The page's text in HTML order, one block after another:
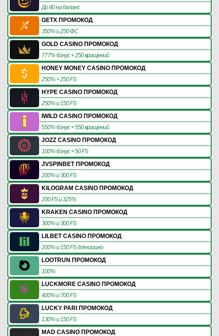
До 80 на баланс
GETX ПРОМОКОД
350% и 250 ФС
GOLD CASINO ПРОМОКОД
777% бонус + 250 вращений
HONEY MONEY CASINO ПРОМОКОД
250% + 250 FS
HYPE CASINO ПРОМОКОД
250% и 150 FS
IWILD CASINO ПРОМОКОД
550% бонус + 550 вращений
JOZZ CASINO ПРОМОКОД
100% бонус + 50 FS
JVSPINBET ПРОМОКОД
200% и 300 FS
KILOGRAM CASINO ПРОМОКОД
200 FS и 325%
KRAKEN CASINO ПРОМОКОД
300% и 300 FS
LILBET CASINO ПРОМОКОД
200% и 150 FS для казино
LOOTRUN ПРОМОКОД
100%
LUCKMORE CASINO ПРОМОКОД
400% и 700 FS
LUCKY PARI ПРОМОКОД
130% и 150 FS
MAD CASINO ПРОМОКОД